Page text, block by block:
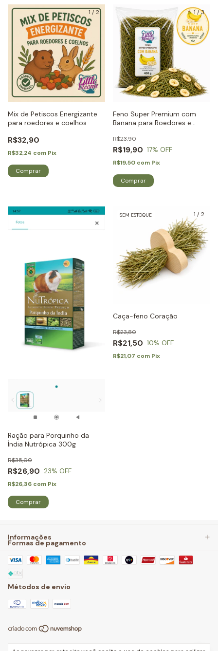
1 /2
Mix de Petiscos Energizante
para roedores e coelhos
R$32,90
R$32,24 com Pix
1/3
Feno Super Premium com
Banana para Roedores e
R$19,90
R$23,90
17% OFF
R$19,50 com Pix
Ração para Porquinho da
Índia Nutrópica 300g
R$26,90
R$35,00
23% OFF
R$26,36 com Pix
1 /2
SEM ESTOQUE
Caça-feno Coração
R$21,50
R$23,80
10% OFF
R$21,07 com Pix
Informações
Formas de pagamento
Métodos de envio
Copyright Little Pets Store - 29231700000179 - 2026. Todos os direitos